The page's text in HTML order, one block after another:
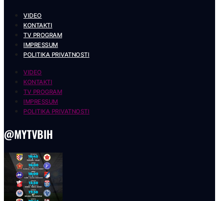
VIDEO
KONTAKTI
TV PROGRAM
IMPRESSUM
POLITIKA PRIVATNOSTI
VIDEO
KONTAKTI
TV PROGRAM
IMPRESSUM
POLITIKA PRIVATNOSTI
@MYTVBIH